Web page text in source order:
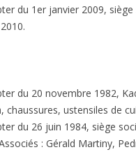
du 1er janvier 2009, siège
du 20 novembre 1982,
chaussures, ustensiles de
du 26 juin 1984, siège
: Gérald Martiny,